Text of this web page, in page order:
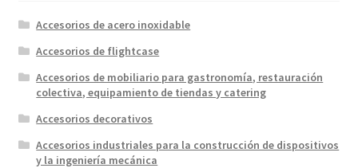
Accesorios de acero inoxidable
Accesorios de flightcase
Accesorios de mobiliario para gastronomía, restauración
colectiva, equipamiento de tiendas y catering
Accesorios decorativos
Accesorios industriales para la construcción de dispositivos
y la ingeniería mecánica